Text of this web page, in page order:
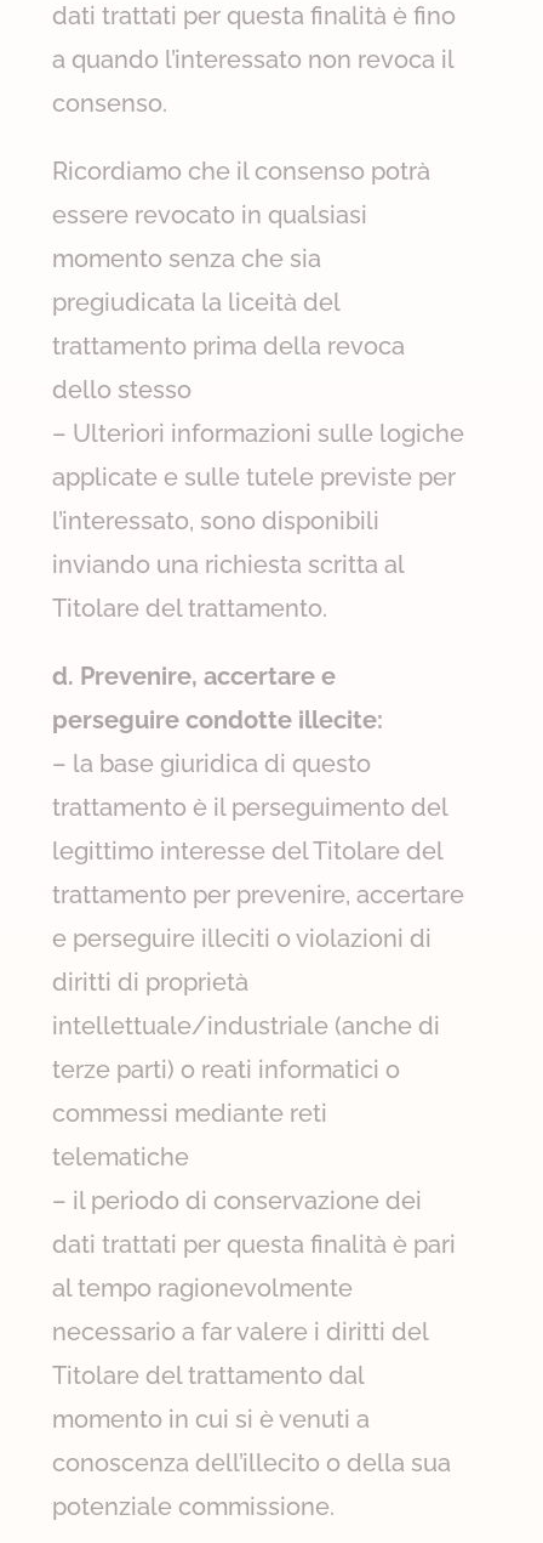
dati trattati per questa finalità è fino
a quando l’interessato non revoca il
consenso.
Ricordiamo che il consenso potrà
essere revocato in qualsiasi
momento senza che sia
pregiudicata la liceità del
trattamento prima della revoca
dello stesso
– Ulteriori informazioni sulle logiche
applicate e sulle tutele previste per
l’interessato, sono disponibili
inviando una richiesta scritta al
Titolare del trattamento.
d. Prevenire, accertare e
perseguire condotte illecite:
– la base giuridica di questo
trattamento è il perseguimento del
legittimo interesse del Titolare del
trattamento per prevenire, accertare
e perseguire illeciti o violazioni di
diritti di proprietà
intellettuale/industriale (anche di
terze parti) o reati informatici o
commessi mediante reti
telematiche
– il periodo di conservazione dei
dati trattati per questa finalità è pari
al tempo ragionevolmente
necessario a far valere i diritti del
Titolare del trattamento dal
momento in cui si è venuti a
conoscenza dell’illecito o della sua
potenziale commissione.